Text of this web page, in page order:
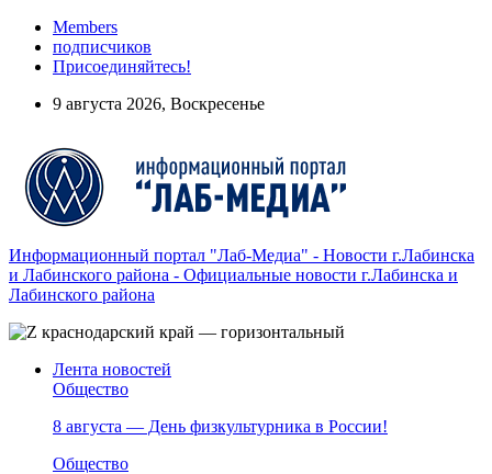
Members
подписчиков
Присоединяйтесь!
9 августа 2026, Воскресенье
Информационный портал "Лаб-Медиа" - Новости г.Лабинска
и Лабинского района - Официальные новости г.Лабинска и
Лабинского района
Лента новостей
Общество
8 августа — День физкультурника в России!
Общество